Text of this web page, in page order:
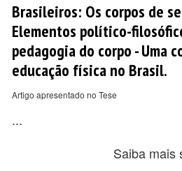
Brasileiros: Os corpos de
Elementos político-
pedagogia do corpo - Uma
educação física no Brasil.
Artigo apresentado no Tese
...
Saiba mais